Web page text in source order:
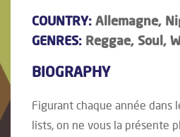
COUNTRY: Allemagne,
GENRES: Reggae, Soul,
BIOGRAPHY
Figurant chaque année dans
lists, on ne vous la présente